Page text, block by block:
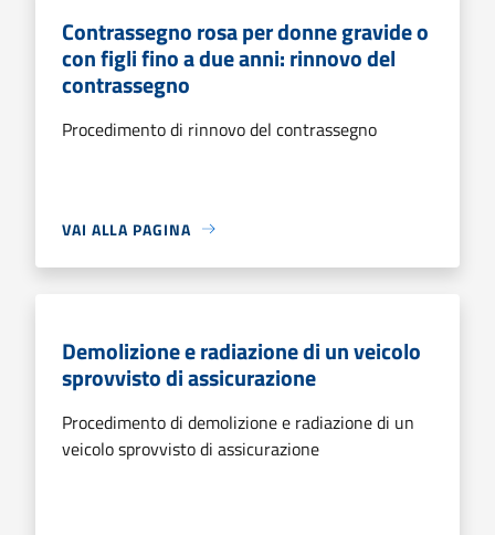
Contrassegno rosa per donne gravide o
con figli fino a due anni: rinnovo del
contrassegno
Procedimento di rinnovo del contrassegno
VAI ALLA PAGINA
Demolizione e radiazione di un veicolo
sprovvisto di assicurazione
Procedimento di demolizione e radiazione di un
veicolo sprovvisto di assicurazione